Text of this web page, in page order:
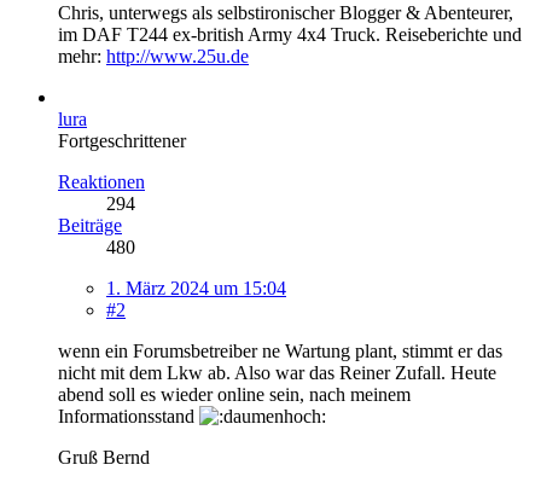
Chris, unterwegs als selbstironischer Blogger & Abenteurer,
im DAF T244 ex-british Army 4x4 Truck. Reiseberichte und
mehr: http://www.25u.de
lura
Fortgeschrittener
Reaktionen
294
Beiträge
480
1. März 2024 um 15:04
#2
wenn ein Forumsbetreiber ne Wartung plant, stimmt er das
nicht mit dem Lkw ab. Also war das Reiner Zufall. Heute
abend soll es wieder online sein, nach meinem
Informationsstand
Gruß Bernd